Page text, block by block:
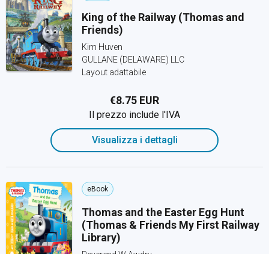
King of the Railway (Thomas and
Friends)
Kim Huven
GULLANE (DELAWARE) LLC
Layout adattabile
€8.75 EUR
Il prezzo include l'IVA
Visualizza i dettagli
eBook
Thomas and the Easter Egg Hunt
(Thomas & Friends My First Railway
Library)